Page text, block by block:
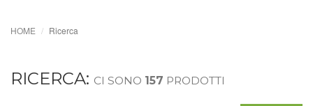
HOME Ricerca
RICERCA: CI SONO 157 PRODOTTI